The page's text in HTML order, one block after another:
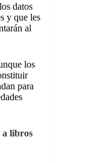
datos
y que les
al
los
para
a libros